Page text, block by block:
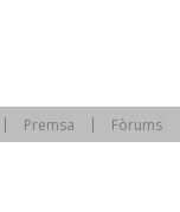
Premsa Fòrums